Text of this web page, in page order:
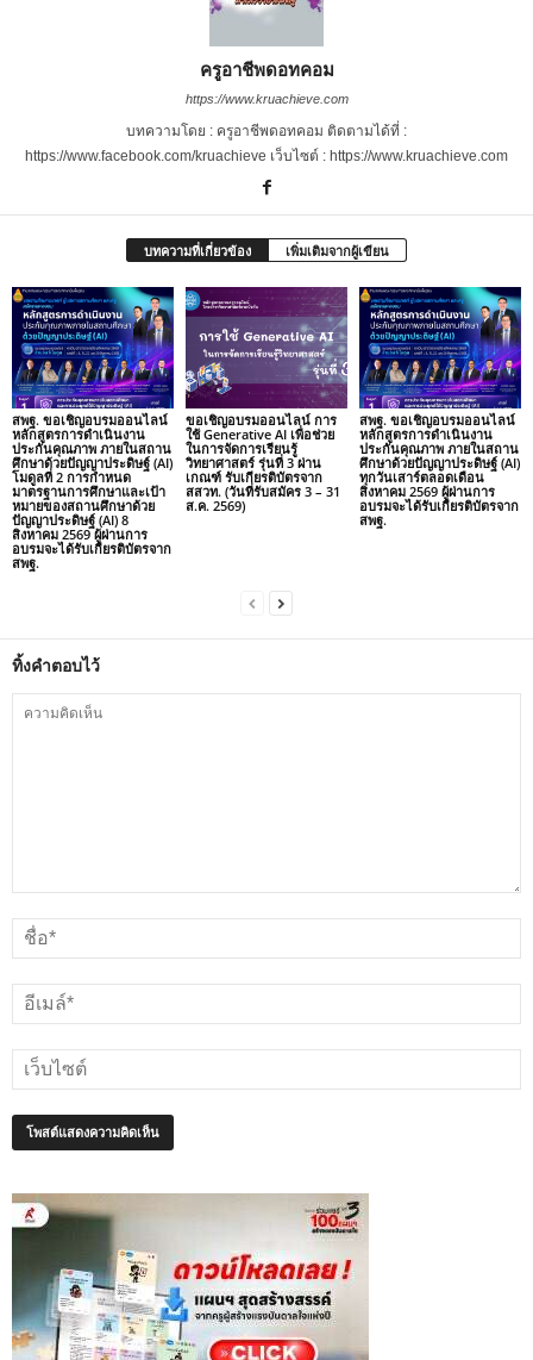
ครูอาชีพดอทคอม
https://www.kruachieve.com
บทความโดย : ครูอาชีพดอทคอม ติดตามได้ที่ :
https://www.facebook.com/kruachieve เว็บไซต์ : https://www.kruachieve.com
บทความที่เกี่ยวข้อง เพิ่มเติมจากผู้เขียน
สพฐ. ขอเชิญอบรมออนไลน์
หลักสูตรการดำเนินงาน
ประกันคุณภาพ ภายในสถาน
ศึกษาด้วยปัญญาประดิษฐ์ (AI)
โมดูลที่ 2 การกำหนด
มาตรฐานการศึกษาและเป้า
หมายของสถานศึกษาด้วย
ปัญญาประดิษฐ์ (AI) 8
สิงหาคม 2569 ผู้ผ่านการ
อบรมจะได้รับเกียรติบัตรจาก
สพฐ.
ขอเชิญอบรมออนไลน์ การ
ใช้ Generative AI เพื่อช่วย
ในการจัดการเรียนรู้
วิทยาศาสตร์ รุ่นที่ 3 ผ่าน
เกณฑ์ รับเกียรติบัตรจาก
สสวท. (วันที่รับสมัคร 3 – 31
ส.ค. 2569)
สพฐ. ขอเชิญอบรมออนไลน์
หลักสูตรการดำเนินงาน
ประกันคุณภาพ ภายในสถาน
ศึกษาด้วยปัญญาประดิษฐ์ (AI)
ทุกวันเสาร์ตลอดเดือน
สิงหาคม 2569 ผู้ผ่านการ
อบรมจะได้รับเกียรติบัตรจาก
สพฐ.
ทิ้งคำตอบไว้